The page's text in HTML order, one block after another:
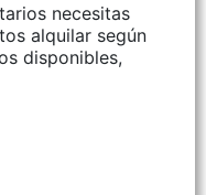
necesitas
alquilar según
disponibles,